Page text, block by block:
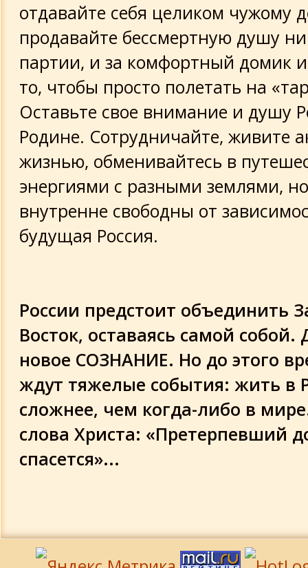
отдавайте себя целиком чужому
продавайте бессмертную душу ни
партии, и за комфортный домик
то, чтобы просто полетать на
Оставьте свое внимание и душу
Родине. Сотрудничайте, живите
жизнью, обменивайтесь в
энергиями с разными землями,
внутренне свободны от
будущая Россия.
России предстоит объединить
Восток, оставаясь самой
новое СОЗНАНИЕ. Но до этого
ждут тяжелые события: жить в
сложнее, чем когда-либо в
слова Христа: «Претерпевший
спасется»...